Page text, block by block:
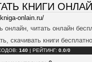
КНИГИ
onlain.ru/
онлайн, читать онлайн
скачивать книги
: 140 | РЕЙТИНГ: 0.0/0